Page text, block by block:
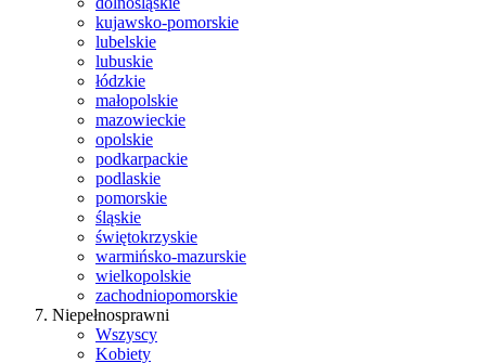
kujawsko-pomorskie
lubelskie
lubuskie
łódzkie
małopolskie
mazowieckie
opolskie
podkarpackie
podlaskie
pomorskie
śląskie
świętokrzyskie
warmińsko-mazurskie
wielkopolskie
zachodniopomorskie
Niepełnosprawni
Wszyscy
Kobiety